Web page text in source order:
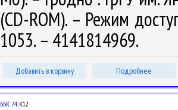
(CD-ROM). – Режим
1053. – 4141814969.
Добавить в корзину Подробнее
ББК 74.К12